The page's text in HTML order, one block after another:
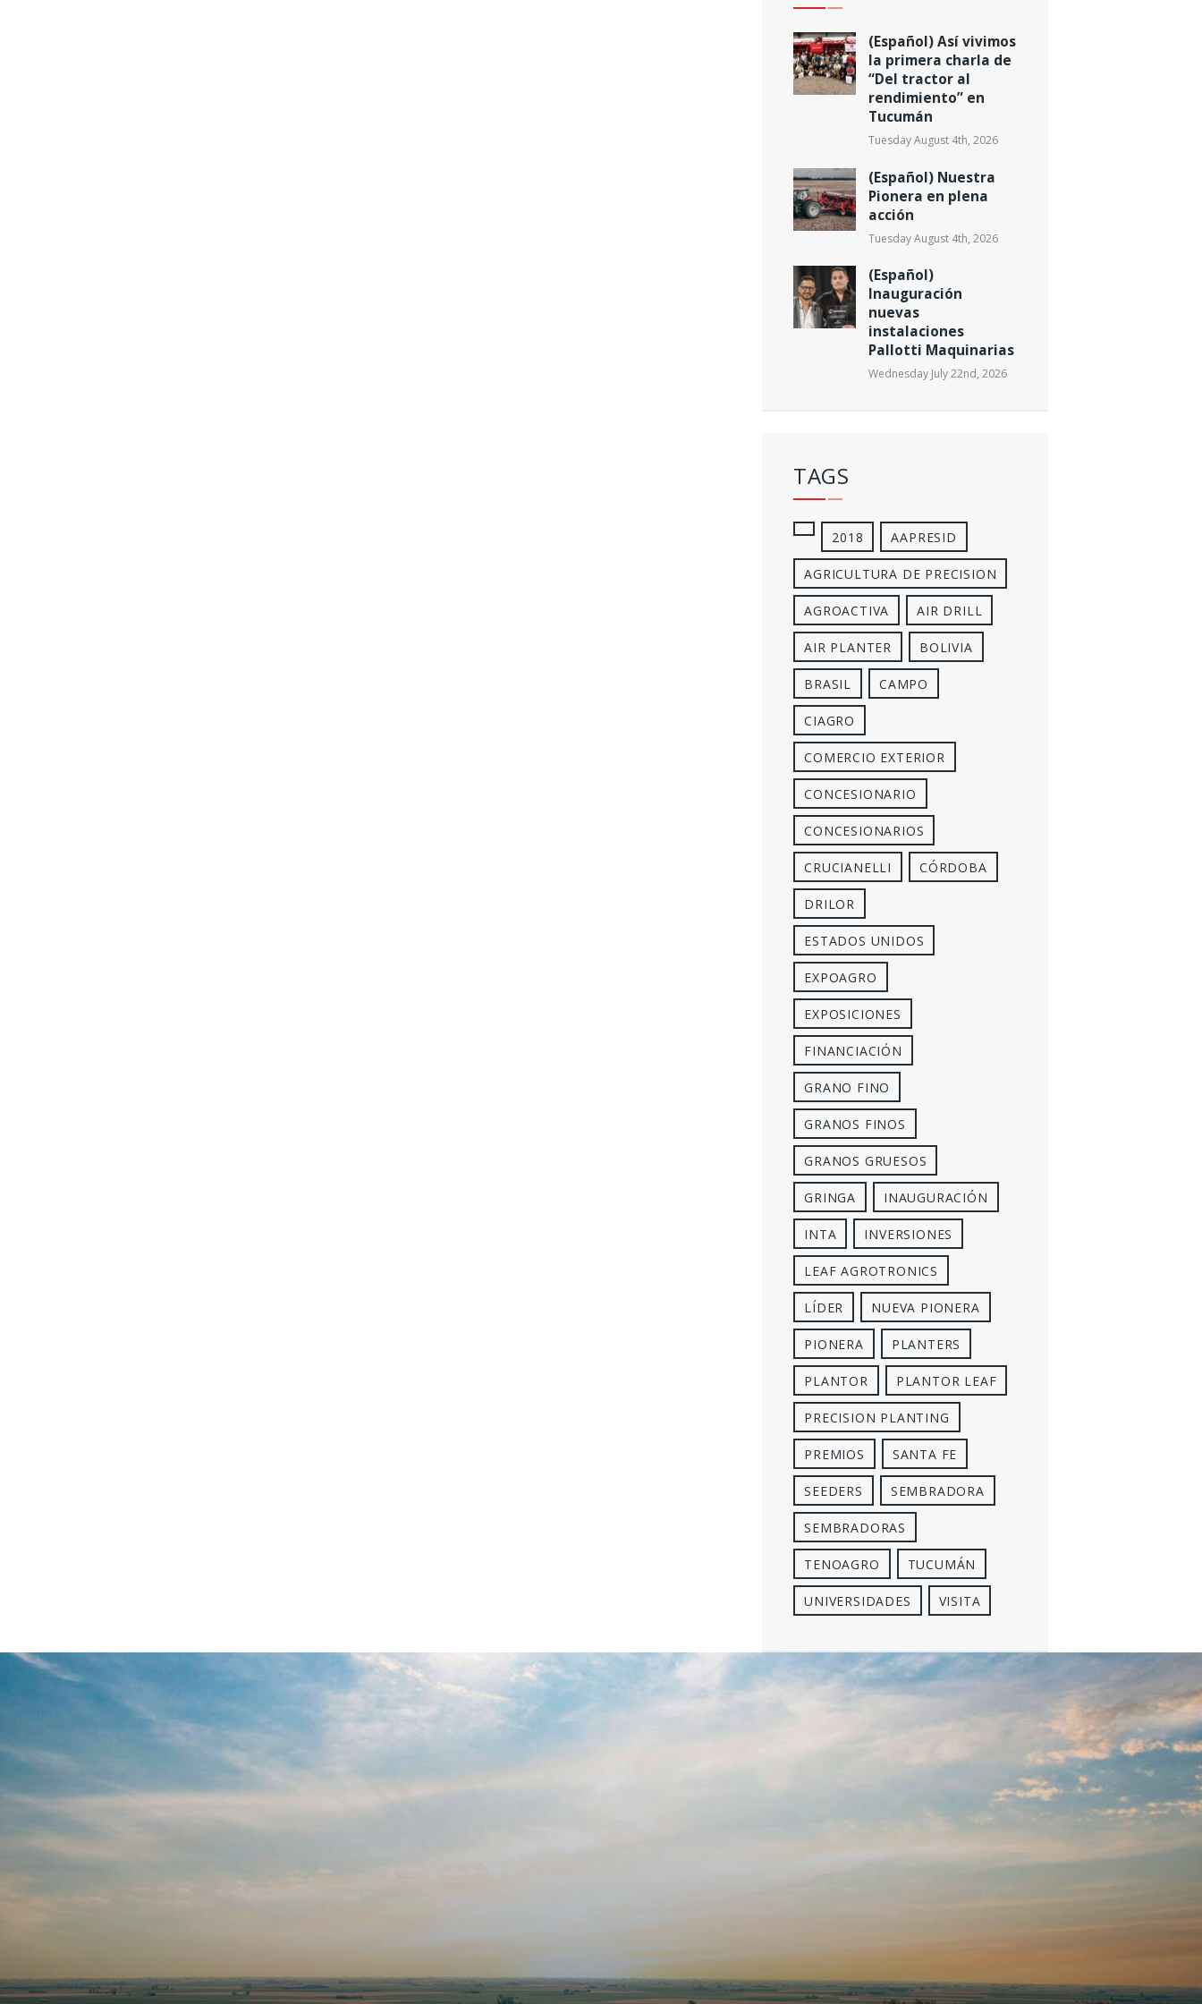
(Español) Así vivimos
la primera charla de
“Del tractor al
rendimiento” en
Tucumán
Tuesday August 4th, 2026
(Español) Nuestra
Pionera en plena
acción
Tuesday August 4th, 2026
(Español)
Inauguración
nuevas
instalaciones
Pallotti Maquinarias
Wednesday July 22nd, 2026
TAGS
2018 AAPRESID
AGRICULTURA DE PRECISION
AGROACTIVA AIR DRILL
AIR PLANTER BOLIVIA
BRASIL CAMPO
CIAGRO
COMERCIO EXTERIOR
CONCESIONARIO
CONCESIONARIOS
CRUCIANELLI CÓRDOBA
DRILOR
ESTADOS UNIDOS
EXPOAGRO
EXPOSICIONES
FINANCIACIÓN
GRANO FINO
GRANOS FINOS
GRANOS GRUESOS
GRINGA INAUGURACIÓN
INTA INVERSIONES
LEAF AGROTRONICS
LÍDER NUEVA PIONERA
PIONERA PLANTERS
PLANTOR PLANTOR LEAF
PRECISION PLANTING
PREMIOS SANTA FE
SEEDERS SEMBRADORA
SEMBRADORAS
TENOAGRO TUCUMÁN
UNIVERSIDADES VISITA